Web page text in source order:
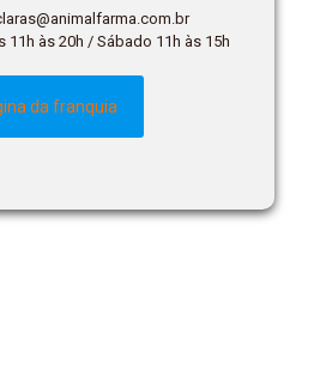
11h às 20h / Sábado 11h às 15h
da franquia